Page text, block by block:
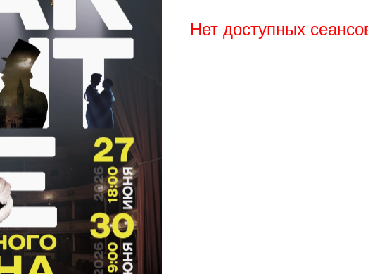
Нет доступных